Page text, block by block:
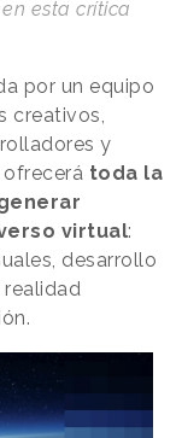
esta crítica
por un equipo
creativos,
y
toda la
virtual:
desarrollo